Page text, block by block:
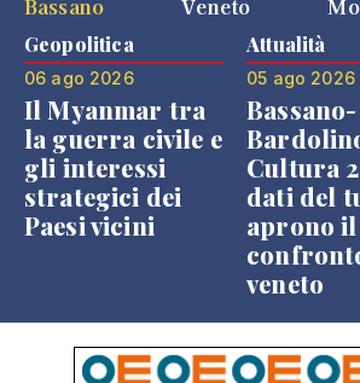
Bassano
Veneto
Geopolitica
06 ago 2026
Il Myanmar tra
la guerra civile e
gli interessi
strategici dei
Paesi vicini
Attualità
05 ago 2026
Bassano-
Cultura
dati del
aprono il
veneto